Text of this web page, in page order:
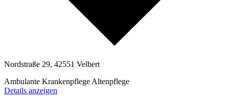
Nordstraße 29, 42551 Velbert
Ambulante Krankenpflege Altenpflege
Details anzeigen